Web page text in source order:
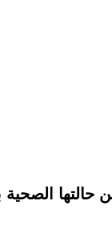
الصحية